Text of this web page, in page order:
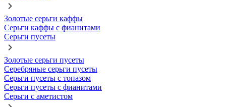
Золотые серьги каффы
Серьги каффы с фианитами
Серьги пусеты
Золотые серьги пусеты
Серебряные серьги пусеты
Серьги пусеты с топазом
Серьги пусеты с фианитами
Серьги с аметистом